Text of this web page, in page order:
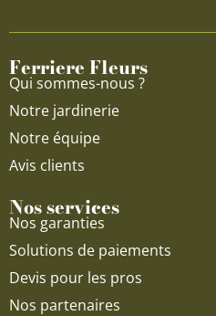
Ferriere Fleurs
Qui sommes-nous ?
Notre jardinerie
Notre équipe
Avis clients
Nos services
Nos garanties
Solutions de paiements
Devis pour les pros
Nos partenaires